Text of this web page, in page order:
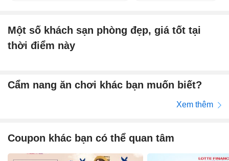
Một số khách sạn phòng đẹp, giá tốt tại
thời điểm này
Cẩm nang ăn chơi khác bạn muốn biết?
Xem thêm
Coupon khác bạn có thể quan tâm